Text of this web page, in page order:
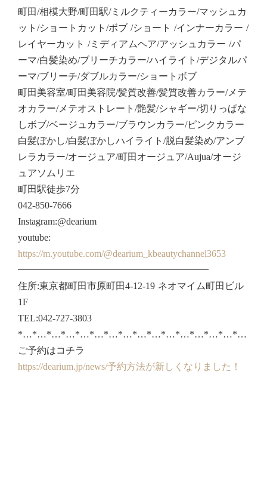
町田/相模大野/町田駅/ミルクティーカラー/マッシュカ
ット/ショートカット/ボブ /ショート /インナーカラー /
レイヤーカット /ミディアムヘア/アッシュカラー /パ
ーマ/白髪染め/ブリーチカラー/ハイライト/デジタルパ
ーマ/ブリーチ/ダブルカラー/ショートボブ
町田美容室/町田美容院/髪質改善/髪質改善カラー/メテ
オカラー/メテオストレート/艶髪/シャギー/切りっぱな
しボブ/ベージュカラー/ブラウンカラー/ピンクカラー
白髪ぼかし/白髪ぼかしハイライト/脱白髪染め/アンブ
レラカラー/オージュア/町田オージュア/Aujua/オージ
ュアソムリエ
町田駅徒歩7分
042-850-7666
Instagram:@dearium
youtube:
https://m.youtube.com/@dearium_kbeautychannel3653
━━━━━━━━━━━━━━━━━━━━
住所:東京都町田市原町田4-12-19 ネオマイム町田ビル
1F
TEL:042-727-3803
*…*…*…*…*…*…*…*…*…*…*…*…*…*…*…*…
ご予約はコチラ
https://dearium.jp/news/予約方法が新しくなりました！